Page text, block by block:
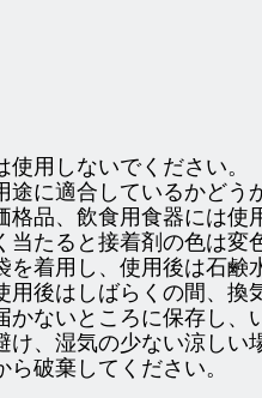
使用しないでください。
途に適合しているかどう
格品、飲食用食器には使
当たると接着剤の色は変
を着用し、使用後は石鹸
用後はしばらくの間、換
かないところに保存し、
け、湿気の少ない涼しい
ら破棄してください。